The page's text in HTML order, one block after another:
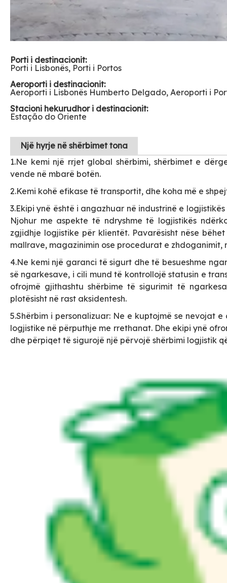
Porti i destinacionit:
Porti i Lisbonës, Porti i Portos
Aeroporti i destinacionit:
Aeroporti i Lisbonës Humberto Delgado, Aeroporti i
Stacioni hekurudhor i destinacionit:
Estação do Oriente
Një hyrje në shërbimet tona
1.Ne kemi një rrjet global shërbimi, shërbimet e
vende në mbarë botën.
2.Kemi kohë efikase të transportit, dhe koha më e
3.Ekipi ynë është i angazhuar në industrinë e
Njohur me aspekte të ndryshme të logjistikës
zgjidhje logjistike për klientët. Pavarësisht nëse
mallrave, magazinimin ose procedurat e
4.Ne kemi një garanci të sigurt dhe të besueshme
së ngarkesave, i cili mund të kontrollojë statusin e
ofrojmë gjithashtu shërbime të sigurimit të
plotësisht në rast aksidentesh.
5.Shërbim i personalizuar: Ne e kuptojmë se nevojat
logjistike në përputhje me rrethanat. Dhe ekipi ynë
dhe përpiqet të sigurojë një përvojë shërbimi logjistik